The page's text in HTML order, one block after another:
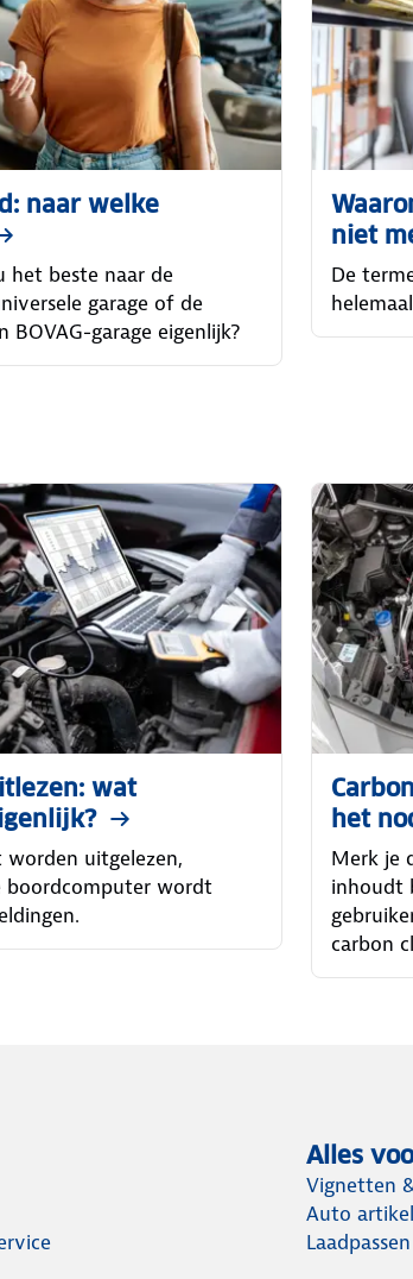
naar welke
het beste naar de
garage of de
BOVAG-garage eigenlijk?
niet
De
wat
uitgelezen,
wordt
het
Merk je
inhoudt
carbon
Alles
Vignetten
Auto
Laadpassen